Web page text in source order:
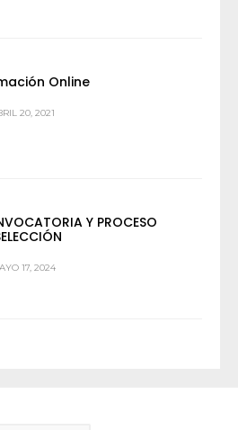
Online
20, 2021
Y PROCESO
17, 2024